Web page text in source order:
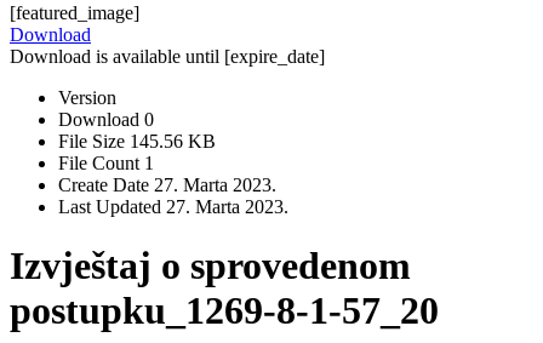
[featured_image]
Download
Download is available until [expire_date]
Version
Download 0
File Size 145.56 KB
File Count 1
Create Date 27. Marta 2023.
Last Updated 27. Marta 2023.
Izvještaj o sprovedenom
postupku_1269-8-1-57_20